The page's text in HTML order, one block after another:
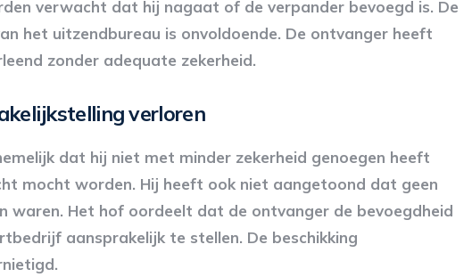
verwacht dat hij nagaat of de verpander bevoegd is. De
het uitzendbureau is onvoldoende. De ontvanger heeft
zonder adequate zekerheid.
verloren
dat hij niet met minder zekerheid genoegen heeft
mocht worden. Hij heeft ook niet aangetoond dat geen
waren. Het hof oordeelt dat de ontvanger de bevoegdheid
aansprakelijk te stellen. De beschikking